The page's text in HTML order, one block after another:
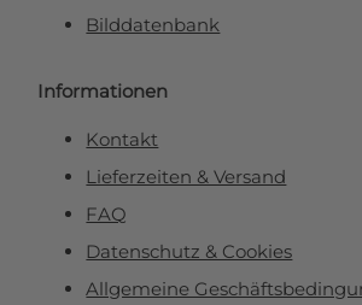
Bilddatenbank
Informationen
Kontakt
Lieferzeiten & Versand
FAQ
Datenschutz & Cookies
Allgemeine